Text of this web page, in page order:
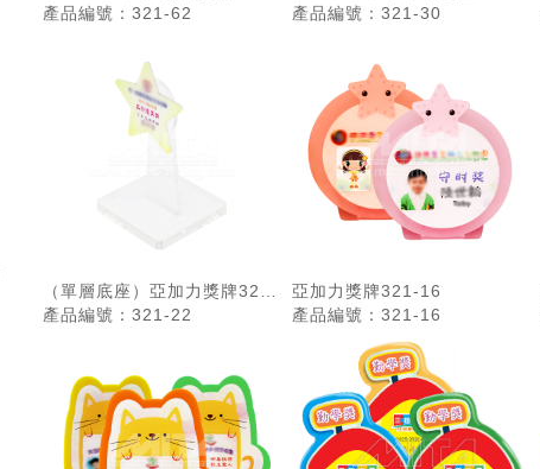
產品編號：321-62
產品編號：321-30
（單層底座）亞加力獎牌321-
22
產品編號：321-22
亞加力獎牌321-16
產品編號：321-16